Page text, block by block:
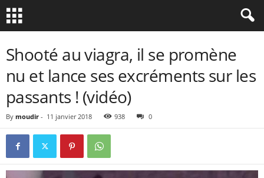
Shooté au viagra, il se promène
nu et lance ses excréments sur les
passants ! (vidéo)
By moudir - 11 janvier 2018 938 0